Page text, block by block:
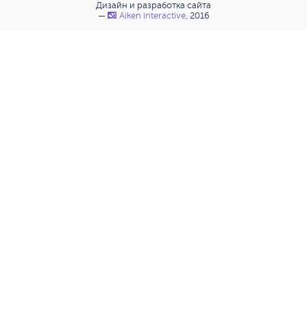
Дизайн и разработка сайта
—
Аiken interactive, 2016